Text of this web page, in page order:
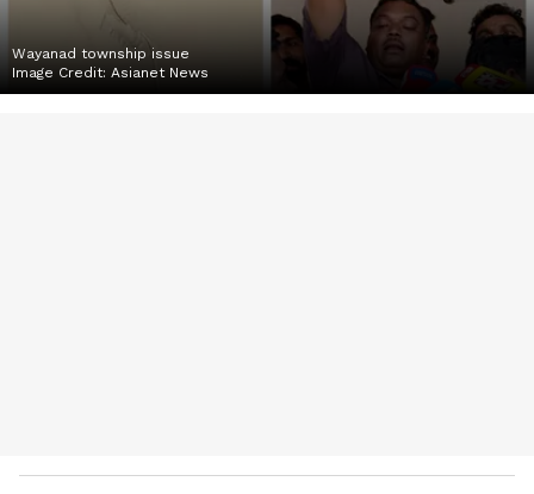
Wayanad township issue
Image Credit: Asianet News